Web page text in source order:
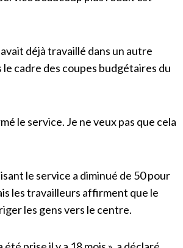
déjà travaillé dans un autre
cadre des coupes budgétaires du
le service. Je ne veux pas que cela
le service a diminué de 50 pour
les travailleurs affirment que le
les gens vers le centre.